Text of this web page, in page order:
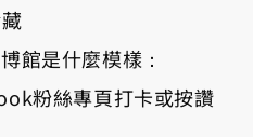
館是什麼模樣：
粉絲專頁打卡或按讚